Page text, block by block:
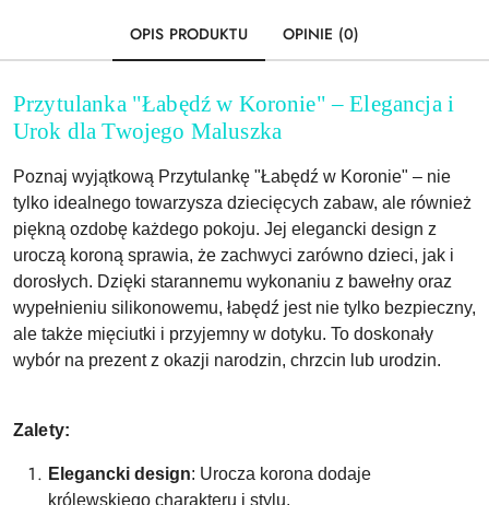
OPIS PRODUKTU OPINIE (0)
Przytulanka "Łabędź w Koronie" – Elegancja i
Urok dla Twojego Maluszka
Poznaj wyjątkową Przytulankę "Łabędź w Koronie" – nie
tylko idealnego towarzysza dziecięcych zabaw, ale również
piękną ozdobę każdego pokoju. Jej elegancki design z
uroczą koroną sprawia, że zachwyci zarówno dzieci, jak i
dorosłych. Dzięki starannemu wykonaniu z bawełny oraz
wypełnieniu silikonowemu, łabędź jest nie tylko bezpieczny,
ale także mięciutki i przyjemny w dotyku. To doskonały
wybór na prezent z okazji narodzin, chrzcin lub urodzin.
Zalety:
Elegancki design: Urocza korona dodaje
królewskiego charakteru i stylu.